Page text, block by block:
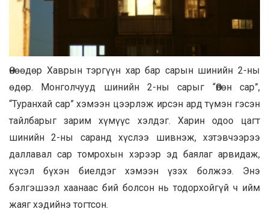
Өнөөдөр Хаврын тэргүүн хар бар сарын шинийн 2-ны
өдөр. Монголчууд шинийн 2-ны сарыг “Өлөн сар”,
“Туранхай сар” хэмээн цээрлэж ирсэн ард түмэн гэсэн
тайлбарыг зарим хүмүүс хэлдэг. Харин одоо цагт
шинийн 2-ны саранд хүслээ шивнэж, хэтэвчээрээ
даллавал сар томрохын хэрээр эд баялаг арвидаж,
хүсэл бүхэн биелдэг хэмээн үзэх болжээ. Энэ
бэлгэшээл хаанаас бий болсон нь тодорхойгүй ч ийм
жаяг хэдийнэ тогтсон.